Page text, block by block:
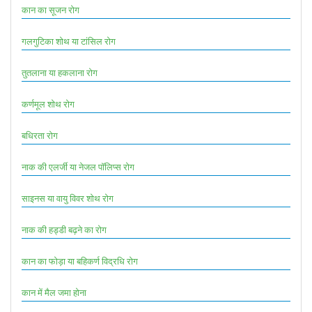
कान का सूजन रोग
गलगुटिका शोथ या टांसिल रोग
तुतलाना या हकलाना रोग
कर्णमूल शोथ रोग
बधिरता रोग
नाक की एलर्जी या नेजल पॉलिप्स रोग
साइनस या वायु विवर शोथ रोग
नाक की हड्डी बढ़ने का रोग
कान का फोड़ा या बहिकर्ण विद्रधि रोग
कान में मैल जमा होना